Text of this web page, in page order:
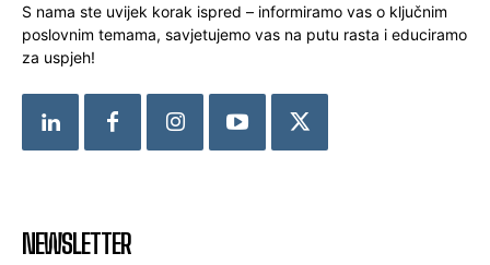
S nama ste uvijek korak ispred – informiramo vas o ključnim
poslovnim temama, savjetujemo vas na putu rasta i educiramo
za uspjeh!
NEWSLETTER